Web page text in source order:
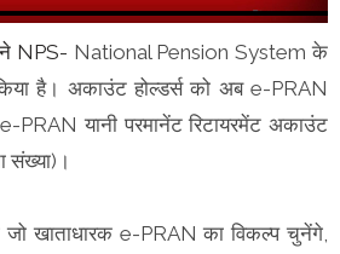
ने NPS- National Pension System के
है। अकाउंट होल्डर्स को अब e-PRAN
PRAN यानी परमानेंट रिटायरमेंट अकाउंट
संख्या)।
खाताधारक e-PRAN का विकल्प चुनेंगे,